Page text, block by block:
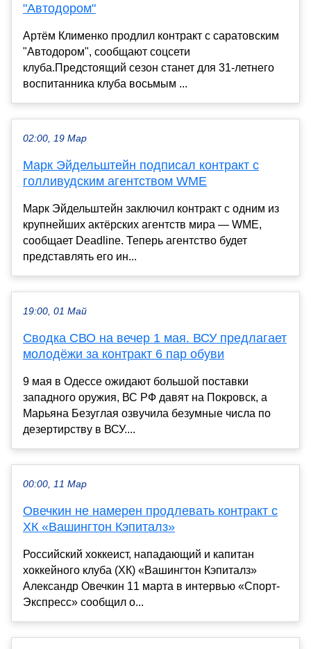
"Автодором"
Артём Клименко продлил контракт с саратовским
"Автодором", сообщают соцсети
клуба.Предстоящий сезон станет для 31-летнего
воспитанника клуба восьмым ...
02:00, 19 Мар
Марк Эйдельштейн подписал контракт с
голливудским агентством WME
Марк Эйдельштейн заключил контракт с одним из
крупнейших актёрских агентств мира — WME,
сообщает Deadline. Теперь агентство будет
представлять его ин...
19:00, 01 Май
Сводка СВО на вечер 1 мая. ВСУ предлагает
молодёжи за контракт 6 пар обуви
9 мая в Одессе ожидают большой поставки
западного оружия, ВС РФ давят на Покровск, а
Марьяна Безуглая озвучила безумные числа по
дезертирству в ВСУ....
00:00, 11 Мар
Овечкин не намерен продлевать контракт с
ХК «Вашингтон Кэпиталз»
Российский хоккеист, нападающий и капитан
хоккейного клуба (ХК) «Вашингтон Кэпиталз»
Александр Овечкин 11 марта в интервью «Спорт-
Экспресс» сообщил о...